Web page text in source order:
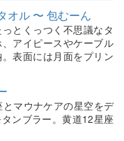
オル 〜 包むーん
とくっつく不思議なタ
アイピースやケーブル
表面には月面をプリン
とマウナケアの星空をデ
ンブラー。黄道12星座